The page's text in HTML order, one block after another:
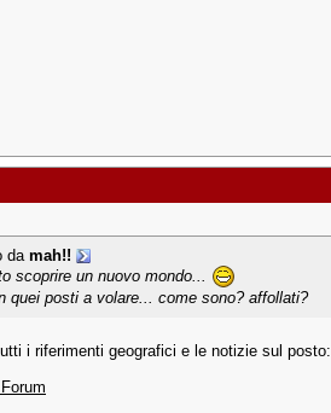
damah!!
scoprire un nuovo mondo...
quei posti a volare... come sono? affollati?
i riferimenti geografici e le notizie sul posto: